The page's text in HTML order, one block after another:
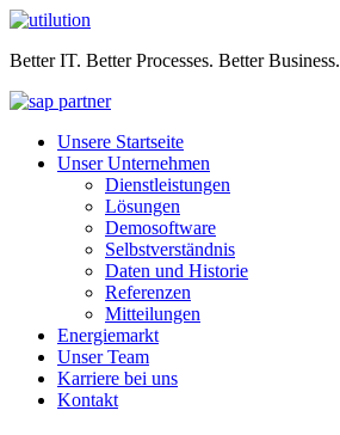
Better IT. Better Processes. Better Business.
Unsere Startseite
Unser Unternehmen
Dienstleistungen
Lösungen
Demosoftware
Selbstverständnis
Daten und Historie
Referenzen
Mitteilungen
Energiemarkt
Unser Team
Karriere bei uns
Kontakt